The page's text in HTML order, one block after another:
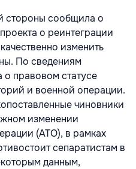
стороны сообщила о
о реинтеграции
изменить
По сведениям
правовом статусе
и военной операции.
чиновники
изменении
(АТО), в рамках
сепаратистам в
данным,